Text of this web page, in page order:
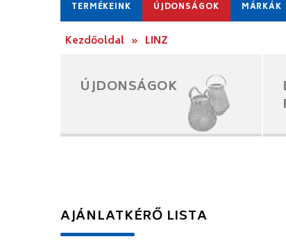
TERMÉKEINK ÚJDONSÁGOK MÁRKÁK
Kezdőoldal » LINZ
ÚJDONSÁGOK
AJÁNLATKÉRŐ LISTA